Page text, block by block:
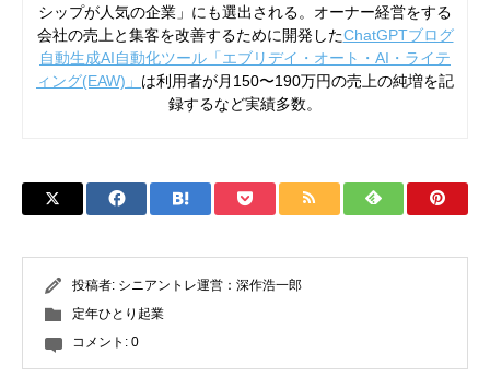
シップが人気の企業」にも選出される。オーナー経営をする
会社の売上と集客を改善するために開発したChatGPTブログ
自動生成AI自動化ツール「エブリデイ・オート・AI・ライテ
ィング(EAW)」 は利用者が月150〜190万円の売上の純増を記
録するなど実績多数。
投稿者: シニアントレ運営：深作浩一郎
定年ひとり起業
コメント: 0